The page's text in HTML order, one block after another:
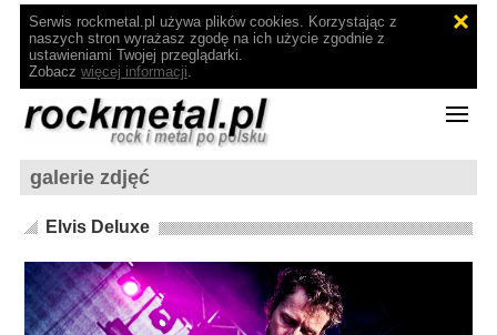
Serwis rockmetal.pl używa plików cookies. Korzystając z
naszych stron wyrażasz zgodę na ich użycie zgodnie z
ustawieniami Twojej przeglądarki.
Zobacz więcej informacji.
galerie zdjęć
Elvis Deluxe